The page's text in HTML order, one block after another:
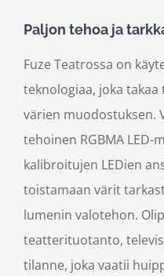
Paljon tehoa ja
Fuze Teatrossa on
teknologiaa, joka
värien muodostuksen.
tehoinen RGBMA
kalibroitujen LEDien
toistamaan värit
lumenin valotehon.
teatterituotanto,
tilanne, joka vaatii